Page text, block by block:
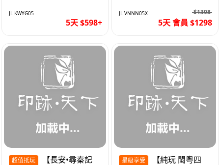
JL-KWYG05
5天 $598+
車5天
JL-VNNN05X $1398
5天 會員 $1298
超值抵玩 星級享受